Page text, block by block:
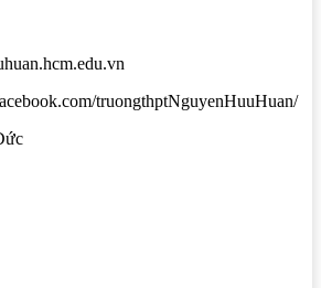
truongthptNguyenHuuHuan/